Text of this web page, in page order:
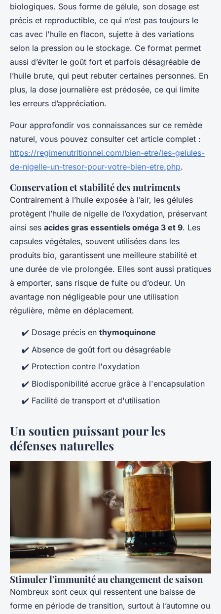
biologiques. Sous forme de gélule, son dosage est
précis et reproductible, ce qui n’est pas toujours le
cas avec l’huile en flacon, sujette à des variations
selon la pression ou le stockage. Ce format permet
aussi d’éviter le goût fort et parfois désagréable de
l’huile brute, qui peut rebuter certaines personnes. En
plus, la dose journalière est prédosée, ce qui limite
les erreurs d’appréciation.
Pour approfondir vos connaissances sur ce remède
naturel, vous pouvez consulter cet article complet :
https://regimenutritionnel.com/bien-etre/les-gelules-
de-nigelle-un-tresor-pour-votre-bien-etre.php.
Conservation et stabilité des nutriments
Contrairement à l’huile exposée à l’air, les gélules
protègent l’huile de nigelle de l’oxydation, préservant
ainsi ses acides gras essentiels oméga 3 et 9. Les
capsules végétales, souvent utilisées dans les
produits bio, garantissent une meilleure stabilité et
une durée de vie prolongée. Elles sont aussi pratiques
à emporter, sans risque de fuite ou d’odeur. Un
avantage non négligeable pour une utilisation
régulière, même en déplacement.
✔️ Dosage précis en thymoquinone
✔️ Absence de goût fort ou désagréable
✔️ Protection contre l'oxydation
✔️ Biodisponibilité accrue grâce à l'encapsulation
✔️ Facilité de transport et d'utilisation
Un soutien puissant pour les
défenses naturelles
Stimuler l'immunité au changement de saison
Nombreux sont ceux qui ressentent une baisse de
forme en période de transition, surtout à l’automne ou